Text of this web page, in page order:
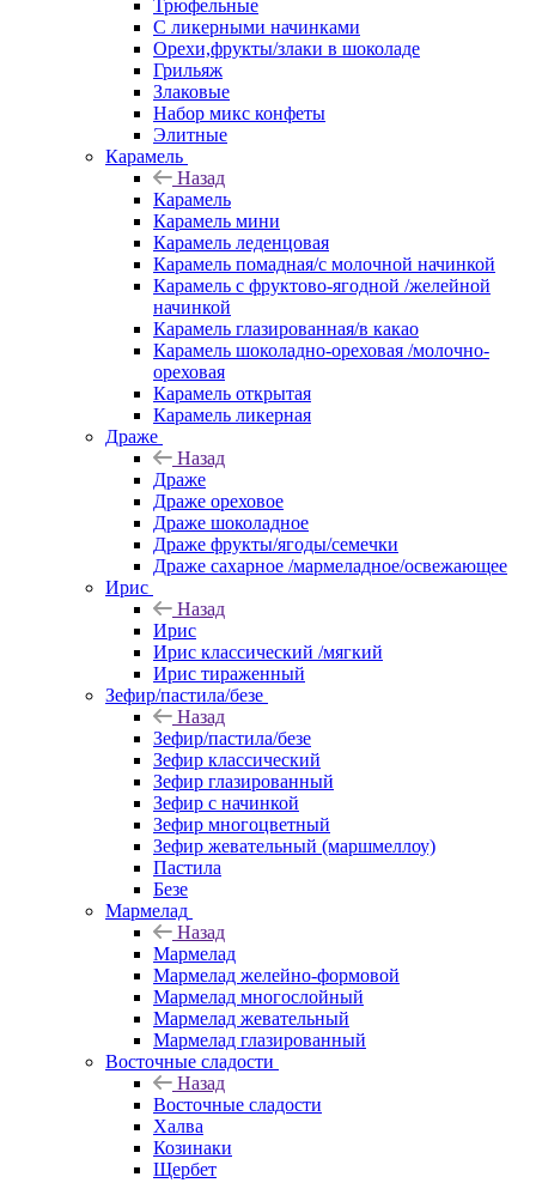
Трюфельные
С ликерными начинками
Орехи,фрукты/злаки в шоколаде
Грильяж
Злаковые
Набор микс конфеты
Элитные
Карамель
Назад
Карамель
Карамель мини
Карамель леденцовая
Карамель помадная/с молочной начинкой
Карамель с фруктово-ягодной /желейной
начинкой
Карамель глазированная/в какао
Карамель шоколадно-ореховая /молочно-
ореховая
Карамель открытая
Карамель ликерная
Драже
Назад
Драже
Драже ореховое
Драже шоколадное
Драже фрукты/ягоды/семечки
Драже сахарное /мармеладное/освежающее
Ирис
Назад
Ирис
Ирис классический /мягкий
Ирис тираженный
Зефир/пастила/безе
Назад
Зефир/пастила/безе
Зефир классический
Зефир глазированный
Зефир с начинкой
Зефир многоцветный
Зефир жевательный (маршмеллоу)
Пастила
Безе
Мармелад
Назад
Мармелад
Мармелад желейно-формовой
Мармелад многослойный
Мармелад жевательный
Мармелад глазированный
Восточные сладости
Назад
Восточные сладости
Халва
Козинаки
Щербет